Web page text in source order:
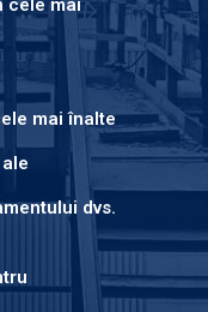
cele mai
mai înalte
dvs.